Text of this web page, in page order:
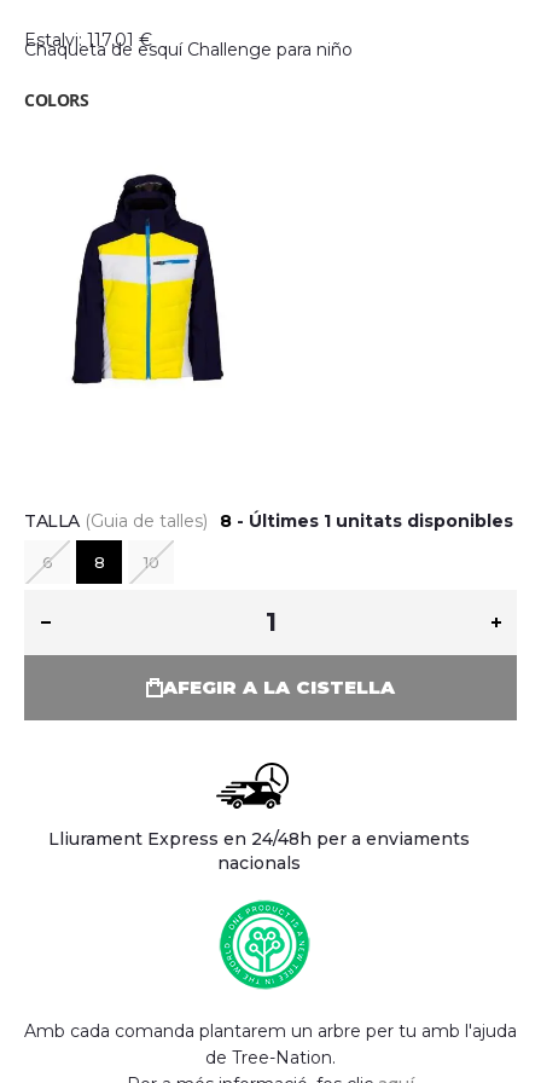
Estalvi: 117,01 €
Chaqueta de esquí Challenge para niño
COLORS
TALLA (Guia de talles) 8 Últimes 1 unitats disponibles
6 8 10
AFEGIR A LA CISTELLA
Lliurament Express en 24/48h per a enviaments
nacionals
Amb cada comanda plantarem un arbre per tu amb l'ajuda
de Tree-Nation.